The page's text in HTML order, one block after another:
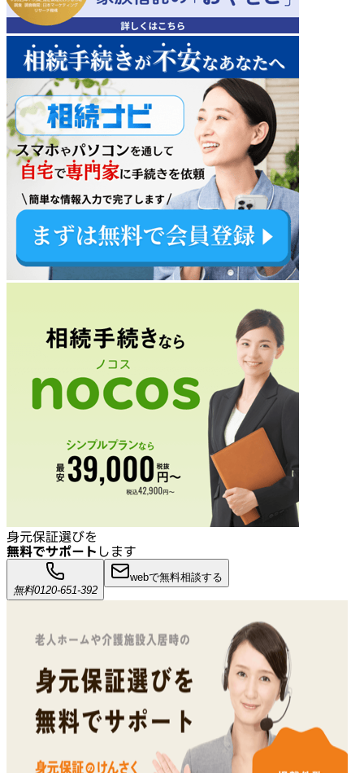
身元保証選びを
無料でサポート します
無料0120-651-392
webで無料相談する